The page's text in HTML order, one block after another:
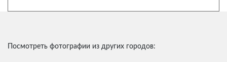
Посмотреть фотографии из других городов: